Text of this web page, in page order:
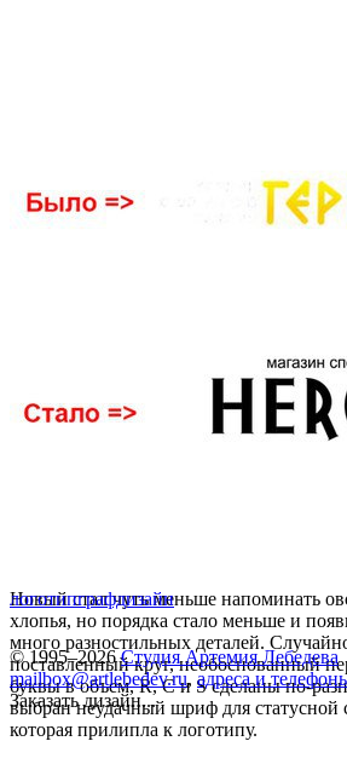
Новый стал чуть меньше напоминать
хлопья, но порядка стало меньше и
много разностильных деталей.
поставленный круг, необоснованный
буквы в объем, R, C и S сделаны по-
выбран неудачный шриф для статусной
которая прилипла к логотипу.
логотипграфдизайн
© 1995–2026 Студия Артемия Лебедева
mailbox@artlebedev.ru, адреса и
Заказать дизайн...